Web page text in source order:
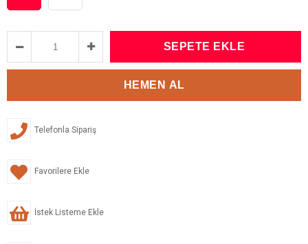
Telefonla Sipariş
Favorilere Ekle
İstek Listeme Ekle